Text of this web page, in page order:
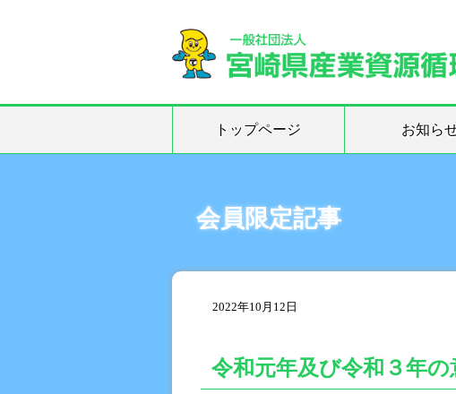
トップページ お知ら
会員限定記事
2022年10月12日
令和元年及び令和３年